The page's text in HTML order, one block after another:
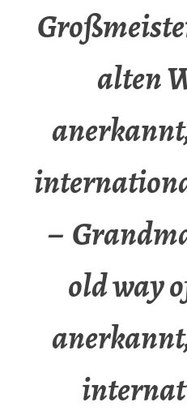
alten
–
old way